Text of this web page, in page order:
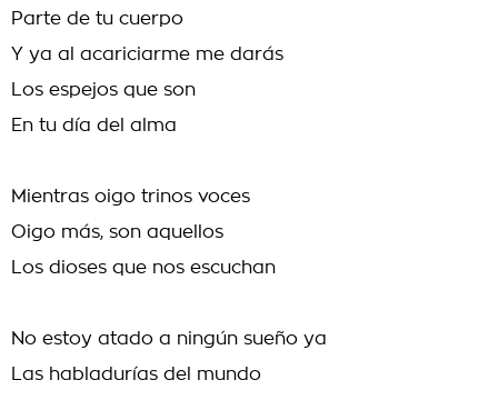
Parte de tu cuerpo
Y ya al acariciarme me darás
Los espejos que son
En tu día del alma
Mientras oigo trinos voces
Oigo más, son aquellos
Los dioses que nos escuchan
No estoy atado a ningún sueño ya
Las habladurías del mundo